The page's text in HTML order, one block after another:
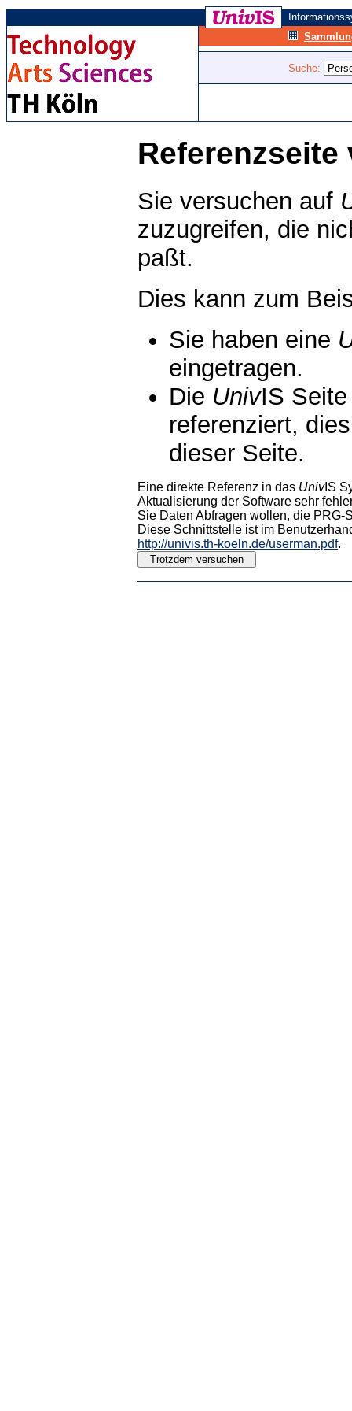
Suche:
Referenzseite
Sie versuchen auf
zuzugreifen, die
paßt.
Dies kann zum
Sie haben eine
eingetragen.
Die UnivIS
referenziert,
dieser Seite.
Eine direkte Referenz in das UnivIS
Aktualisierung der Software sehr
Sie Daten Abfragen wollen, die PRG-
Diese Schnittstelle ist im
http://univis.th-koeln.de/userman.pdf.